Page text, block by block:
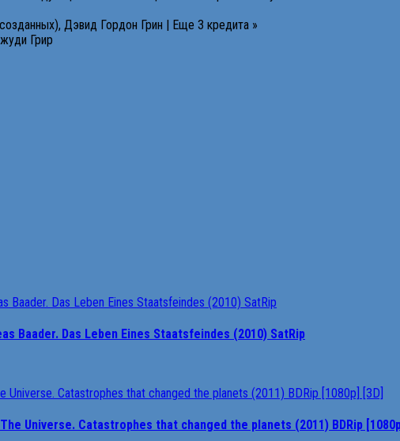
Дэвид Гордон Грин | Еще 3 кредита »
Грир
Baader. Das Leben Eines Staatsfeindes (2010) SatRip
Universe. Catastrophes that changed the planets (2011) BDRip